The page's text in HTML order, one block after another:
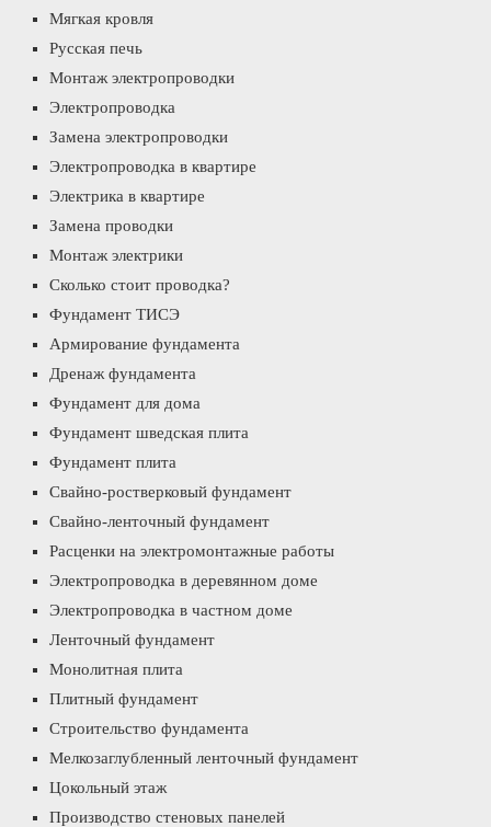
Мягкая кровля
Русская печь
Монтаж электропроводки
Электропроводка
Замена электропроводки
Электропроводка в квартире
Электрика в квартире
Замена проводки
Монтаж электрики
Сколько стоит проводка?
Фундамент ТИСЭ
Армирование фундамента
Дренаж фундамента
Фундамент для дома
Фундамент шведская плита
Фундамент плита
Свайно-ростверковый фундамент
Свайно-ленточный фундамент
Расценки на электромонтажные работы
Электропроводка в деревянном доме
Электропроводка в частном доме
Ленточный фундамент
Монолитная плита
Плитный фундамент
Строительство фундамента
Мелкозаглубленный ленточный фундамент
Цокольный этаж
Производство стеновых панелей